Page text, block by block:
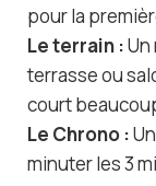
pour la
Le terrain :
terrasse ou
court
Le Chrono :
minuter les 3